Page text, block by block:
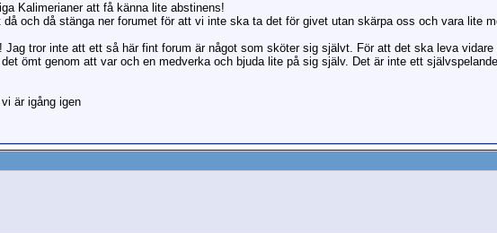
Kalimerianer att få känna lite abstinens!
då och då stänga ner forumet för att vi inte ska ta det för givet utan skärpa oss och vara lite
Jag tror inte att ett så här fint forum är något som sköter sig självt. För att det ska leva
ömt genom att var och en medverka och bjuda lite på sig själv. Det är inte ett
är igång igen